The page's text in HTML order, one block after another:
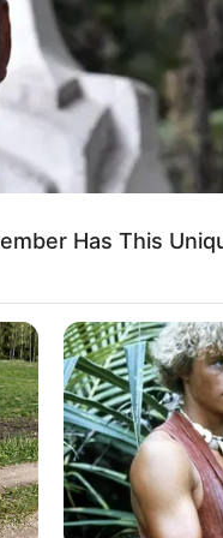
die Stadtkirmes das
Altstadt für eine
Uhr
Uhr
www.quermania.de/
hier kostenlos und
in Bad
Has This